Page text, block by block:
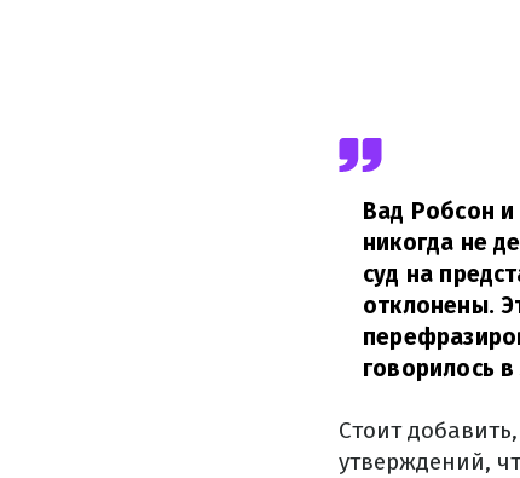
Вад Робсон
никогда не
суд на
отклонены.
говорилось
Стоит
утверждений,